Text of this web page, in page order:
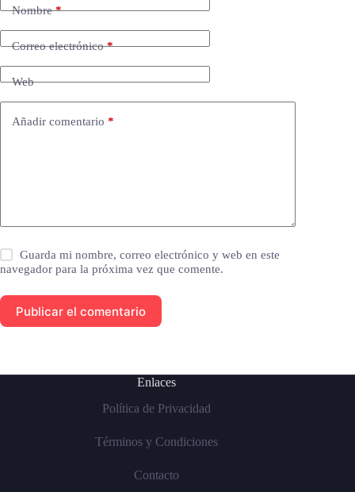
Nombre*
Correo electrónico*
Web
Añadir comentario *
Guarda mi nombre, correo electrónico y web en este
navegador para la próxima vez que comente.
Publicar el comentario
Enlaces
Política de Privacidad
Términos y Condiciones
Contacto